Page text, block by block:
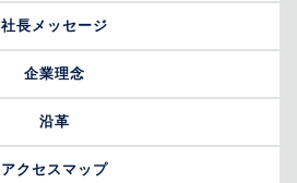
社長メッセージ
企業理念
沿革
アクセスマップ